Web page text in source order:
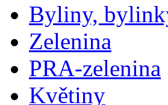
Byliny,
Zelenina
PRA-zelenina
Květiny